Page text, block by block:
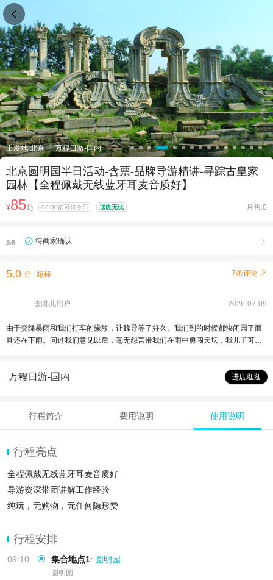
出发地:北京 万程日游-国内
北京圆明园半日活动-含票-品牌导游精讲-寻踪古皇家
园林【全程佩戴无线蓝牙耳麦音质好】
¥85起 08:30前可订今日 退改无忧 月售:0
服务 待商家确认 
5.0 分 超棒 7条评论 
去哪儿用户 2026-07-09
由于突降暴雨和我们打车的缘故，让魏导等了好久。我们到的时候都快闭园了而
且还在下雨。问过我们意见以后，毫无怨言带我们在雨中勇闯天坛，我儿子可兴
点东西，想多带我们看一些，所以即使工作人员清场他也想吧要讲的讲完！这样
万程日游-国内 进店逛逛
行程简介 费用说明 使用说明
行程亮点
全程佩戴无线蓝牙耳麦音质好
导游资深带团讲解工作经验
纯玩，无购物，无任何隐形费
行程安排
09:10 集合地点1: 圆明园
圆明园
